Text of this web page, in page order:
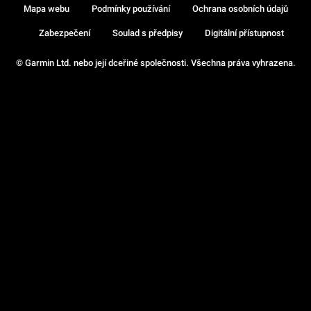
© Garmin Ltd. nebo její dceřiné společnosti. Všechna práva vyhrazena.
Mapa webu Podmínky používání Ochrana osobních údajů
Zabezpečení Soulad s předpisy Digitální přístupnost